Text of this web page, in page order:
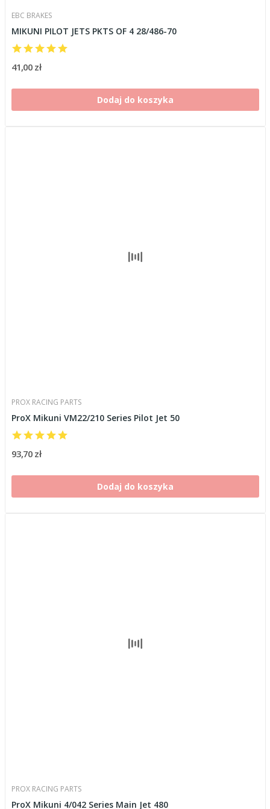
EBC BRAKES
MIKUNI PILOT JETS PKTS OF 4 28/486-70
41,00 zł
Dodaj do koszyka
PROX RACING PARTS
ProX Mikuni VM22/210 Series Pilot Jet 50
93,70 zł
Dodaj do koszyka
PROX RACING PARTS
ProX Mikuni 4/042 Series Main Jet 480